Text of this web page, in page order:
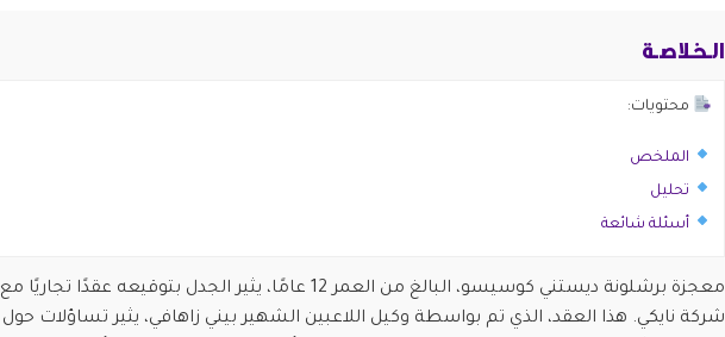
الـخـلاصـة
محتويات:
الملخص
تحليل
أسئلة شائعة
معجزة برشلونة ديستني كوسيسو، البالغ من العمر 12 عامًا، يثير الجدل بتوقيعه عقدًا تجاريًا مع
شركة نايكي. هذا العقد، الذي تم بواسطة وكيل اللاعبين الشهير بيني زاهافي، يثير تساؤلات حول